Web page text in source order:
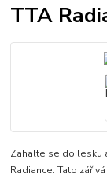
TTA
Zahalte se do lesku
Radiance. Tato